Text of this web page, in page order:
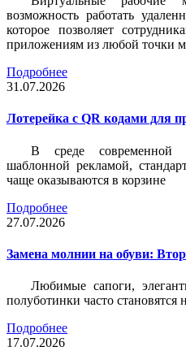
возможность работать
которое позволяет
приложениям из любой точки
Подробнее
31.07.2026
Лотерейка c QR кодами для
В среде современной
шаблонной рекламой,
чаще оказываются в корзине
Подробнее
27.07.2026
Замена молнии на обуви:
Любимые сапоги,
полуботинки часто становятся
Подробнее
17.07.2026